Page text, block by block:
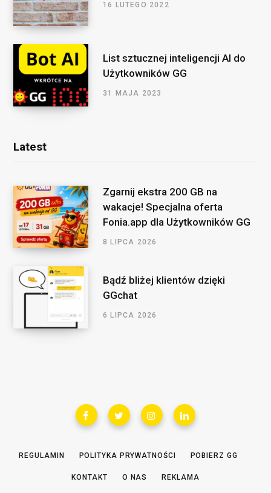
16 LUTEGO 2022
List sztucznej inteligencji AI do
Użytkowników GG
31 MAJA 2023
Latest
Zgarnij ekstra 200 GB na
wakacje! Specjalna oferta
Fonia.app dla Użytkowników GG
8 LIPCA 2026
Bądź bliżej klientów dzięki
GGchat
6 LIPCA 2026
REGULAMIN POLITYKA PRYWATNOŚCI POBIERZ GG
KONTAKT O NAS REKLAMA